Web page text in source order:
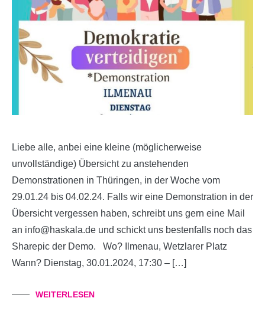
Liebe alle, anbei eine kleine (möglicherweise
unvollständige) Übersicht zu anstehenden
Demonstrationen in Thüringen, in der Woche vom
29.01.24 bis 04.02.24. Falls wir eine Demonstration in der
Übersicht vergessen haben, schreibt uns gern eine Mail
an info@haskala.de und schickt uns bestenfalls noch das
Sharepic der Demo. Wo? Ilmenau, Wetzlarer Platz
Wann? Dienstag, 30.01.2024, 17:30 – […]
WEITERLESEN